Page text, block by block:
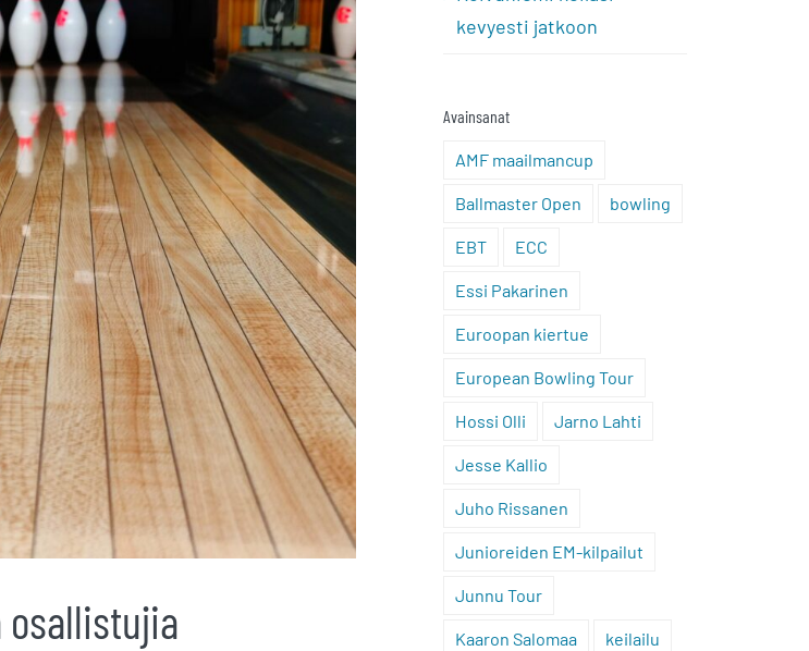
osallistujia
kevyesti jatkoon
Avainsanat
AMF maailmancup
Ballmaster Open bowling
EBT ECC
Essi Pakarinen
Euroopan kiertue
European Bowling Tour
Hossi Olli Jarno Lahti
Jesse Kallio
Juho Rissanen
Junioreiden EM-kilpailut
Junnu Tour
Kaaron Salomaa keilailu